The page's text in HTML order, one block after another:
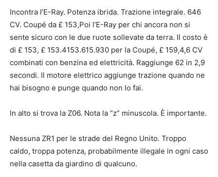
Incontra l’E-Ray. Potenza ibrida. Trazione integrale. 646
CV. Coupé da £ 153,Poi l’E-Ray per chi ancora non si
sente sicuro con le due ruote sollevate da terra. Il costo è
di £ 153, £ 153.4153.615.930 per la Coupé, £ 159,4,6 CV
combinati con benzina ed elettricità. Raggiunge 62 in 2,9
secondi. Il motore elettrico aggiunge trazione quando ne
hai bisogno e punge quando non lo fai.
In alto si trova la Z06. Nota la “z” minuscola. È importante.
Nessuna ZR1 per le strade del Regno Unito. Troppo
caldo, troppa potenza, probabilmente illegale in ogni caso
nella casetta da giardino di qualcuno.